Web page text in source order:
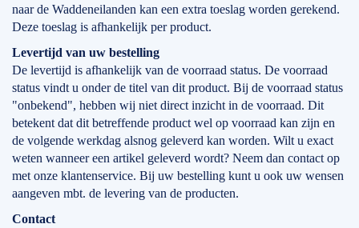
naar de Waddeneilanden kan een extra toeslag worden gerekend.
Deze toeslag is afhankelijk per product.
Levertijd van uw bestelling
De levertijd is afhankelijk van de voorraad status. De voorraad
status vindt u onder de titel van dit product. Bij de voorraad status
"onbekend", hebben wij niet direct inzicht in de voorraad. Dit
betekent dat dit betreffende product wel op voorraad kan zijn en
de volgende werkdag alsnog geleverd kan worden. Wilt u exact
weten wanneer een artikel geleverd wordt? Neem dan contact op
met onze klantenservice. Bij uw bestelling kunt u ook uw wensen
aangeven mbt. de levering van de producten.
Contact